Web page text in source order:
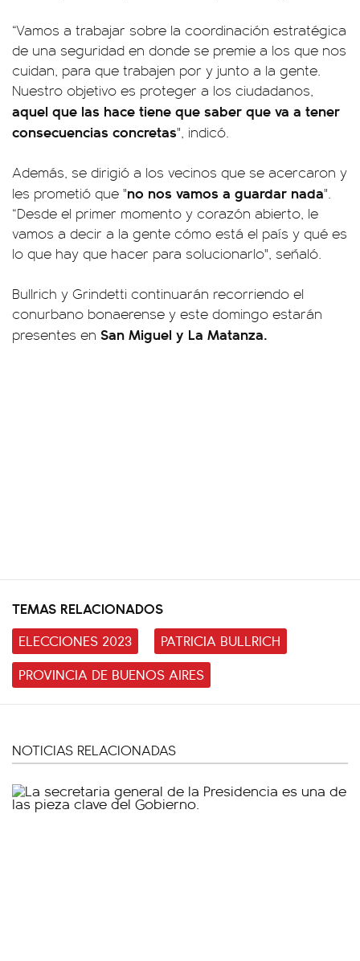
“Vamos a trabajar sobre la coordinación estratégica
de una seguridad en donde se premie a los que nos
cuidan, para que trabajen por y junto a la gente.
Nuestro objetivo es proteger a los ciudadanos,
aquel que las hace tiene que saber que va a tener
consecuencias concretas", indicó.
Además, se dirigió a los vecinos que se acercaron y
les prometió que "no nos vamos a guardar nada".
“Desde el primer momento y corazón abierto, le
vamos a decir a la gente cómo está el país y qué es
lo que hay que hacer para solucionarlo", señaló.
Bullrich y Grindetti continuarán recorriendo el
conurbano bonaerense y este domingo estarán
presentes en San Miguel y La Matanza.
TEMAS RELACIONADOS
ELECCIONES 2023
PATRICIA BULLRICH
PROVINCIA DE BUENOS AIRES
NOTICIAS RELACIONADAS